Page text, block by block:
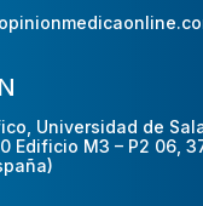
Universidad de
Edificio M3 – P2 06,